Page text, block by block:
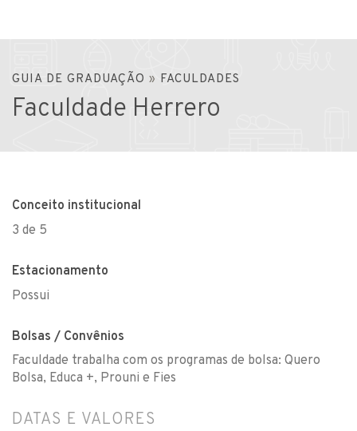
GUIA DE GRADUAÇÃO » FACULDADES
Faculdade Herrero
Conceito institucional
3 de 5
Estacionamento
Possui
Bolsas / Convênios
Faculdade trabalha com os programas de bolsa: Quero
Bolsa, Educa +, Prouni e Fies
DATAS E VALORES